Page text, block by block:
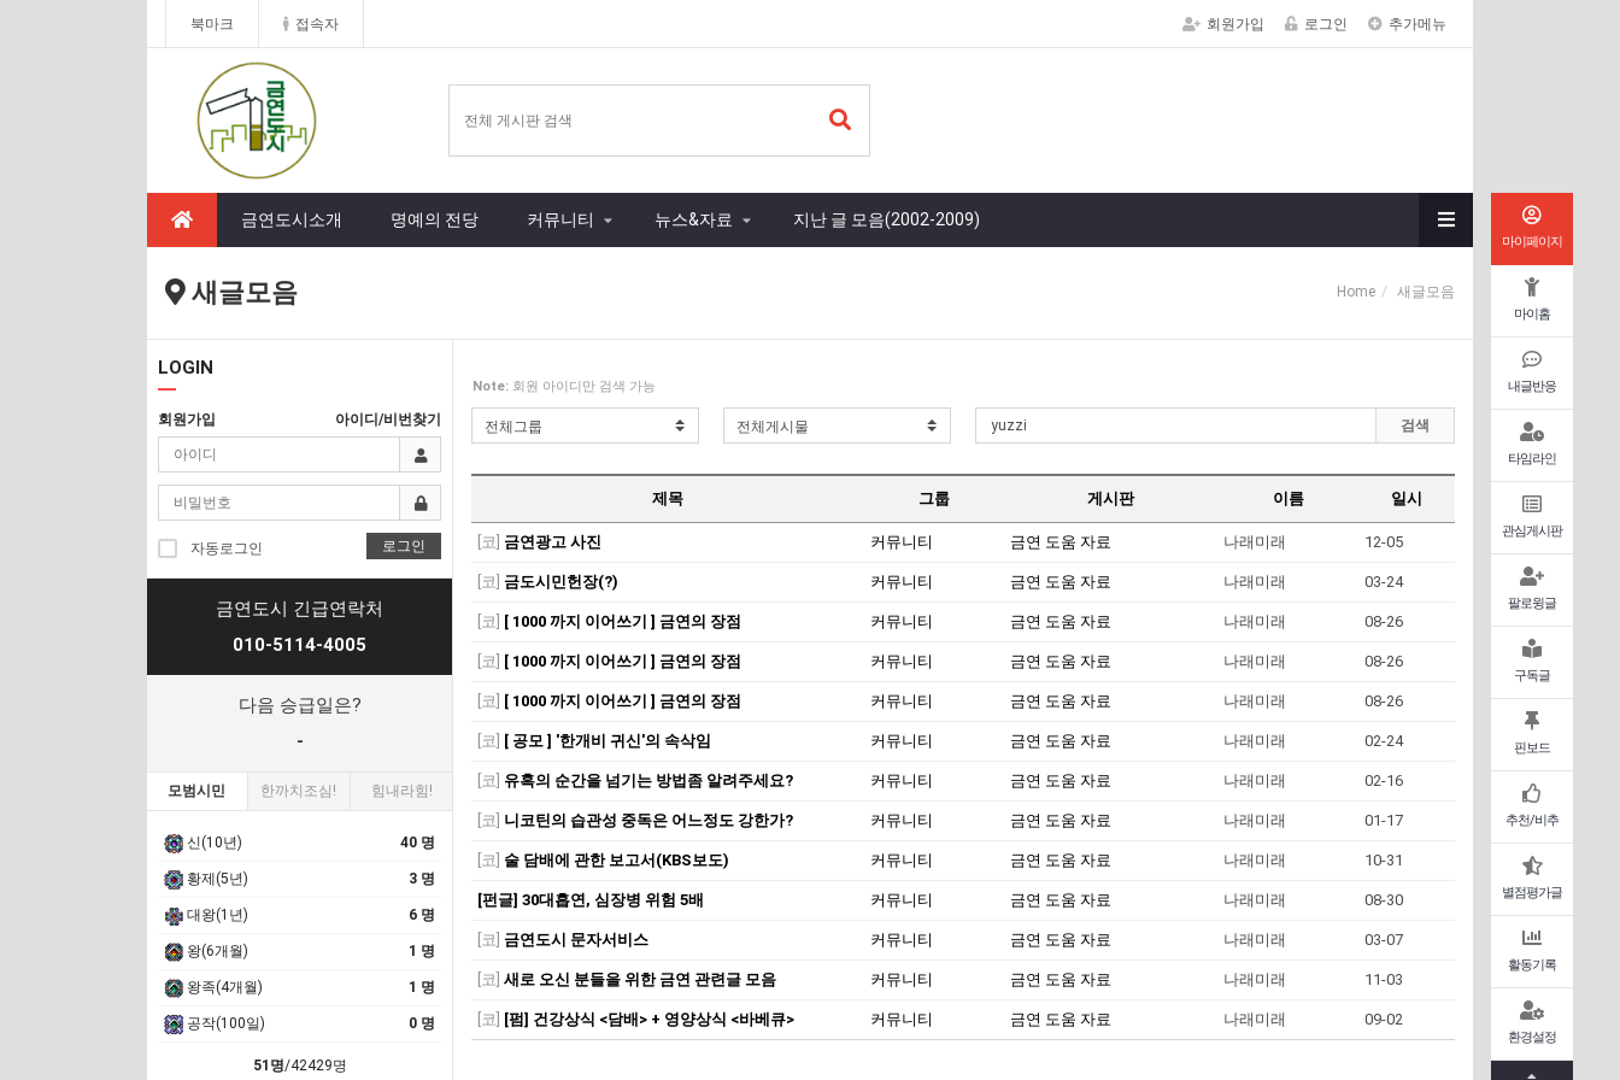
북마크 접속자 회원가입 로그인 추가메뉴
금연도시소개 명예의 전당 커뮤니티 뉴스&자료 지난 글 모음(2002-2009)
새글모음 Home 새글모음
마이페이지
마이홈
내글반응
타임라인
관심게시판
팔로윙글
구독글
핀보드
추천/비추
별점평가글
활동기록
환경설정
LOGIN
회원가입 아이디/비번찾기
자동로그인 로그인
금연도시 긴급연락처
010-5114-4005
다음 승급일은?
-
모범시민 한까치조심! 힘내라힘!
신(10년) 40 명
황제(5년) 3 명
대왕(1년) 6 명
왕(6개월) 1 명
왕족(4개월) 1 명
공작(100일) 0 명
51명/42429명
Note: 회원 아이디만 검색 가능
검색
제목 그룹 게시판 이름 일시
[코] 금연광고 사진 커뮤니티 금연 도움 자료 나래미래 12-05
[코] 금도시민헌장(?) 커뮤니티 금연 도움 자료 나래미래 03-24
[코] [ 1000 까지 이어쓰기 ] 금연의 장점 커뮤니티 금연 도움 자료 나래미래 08-26
[코] [ 1000 까지 이어쓰기 ] 금연의 장점 커뮤니티 금연 도움 자료 나래미래 08-26
[코] [ 1000 까지 이어쓰기 ] 금연의 장점 커뮤니티 금연 도움 자료 나래미래 08-26
[코] [ 공모 ] '한개비 귀신'의 속삭임 커뮤니티 금연 도움 자료 나래미래 02-24
[코] 유혹의 순간을 넘기는 방법좀 알려주세요? 커뮤니티 금연 도움 자료 나래미래 02-16
[코] 니코틴의 습관성 중독은 어느정도 강한가? 커뮤니티 금연 도움 자료 나래미래 01-17
[코] 술 담배에 관한 보고서(KBS보도) 커뮤니티 금연 도움 자료 나래미래 10-31
[펀글] 30대흡연, 심장병 위험 5배 커뮤니티 금연 도움 자료 나래미래 08-30
[코] 금연도시 문자서비스 커뮤니티 금연 도움 자료 나래미래 03-07
[코] 새로 오신 분들을 위한 금연 관련글 모음 커뮤니티 금연 도움 자료 나래미래 11-03
[코] [펌] 건강상식 <담배> + 영양상식 <바베큐> 커뮤니티 금연 도움 자료 나래미래 09-02